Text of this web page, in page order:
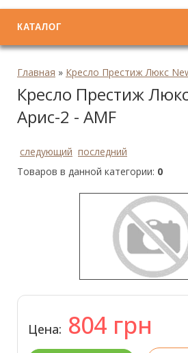
КАТАЛОГ
Главная » Кресло Престиж Люкс
Кресло Престиж
Арис-2 - AMF
следующий последний
Товаров в данной категории: 0
Цена: 804 грн